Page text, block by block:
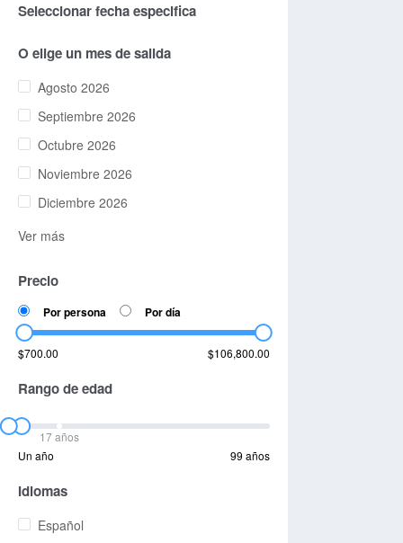
Seleccionar fecha especifica
O elige un mes de salida
Agosto 2026
Septiembre 2026
Octubre 2026
Noviembre 2026
Diciembre 2026
Ver más
Precio
Por persona Por día
$700.00 $106,800.00
Rango de edad
17 años
Un año
99 años
Idiomas
Español